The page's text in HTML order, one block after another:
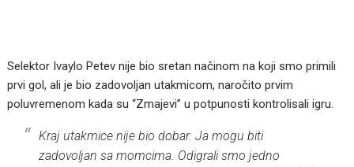
Selektor Ivaylo Petev nije bio sretan načinom na koji smo primili
prvi gol, ali je bio zadovoljan utakmicom, naročito prvim
poluvremenom kada su “Zmajevi” u potpunosti kontrolisali igru.
Kraj utakmice nije bio dobar. Ja mogu biti
zadovoljan sa momcima. Odigrali smo jedno